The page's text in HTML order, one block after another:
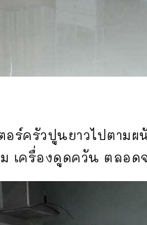
ร์ครัวปูนยาวไปตาม
ครื่องดูดควัน ตลอด